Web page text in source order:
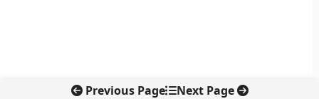
Previous Page Next Page